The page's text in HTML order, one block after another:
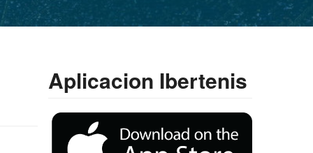
Aplicacion Ibertenis